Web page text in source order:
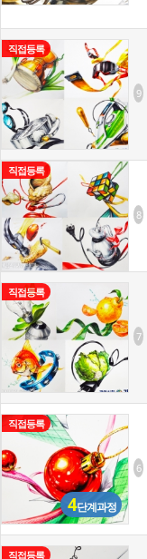
직접등록
9
직접등록
8
직접등록
7
4단계과정
직접등록
6
직접등록